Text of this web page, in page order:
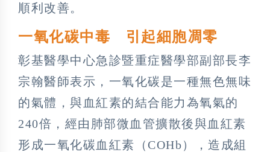
順利改善。
一氧化碳中毒 引起細胞凋零
彰基醫學中心急診暨重症醫學部副部長李
宗翰醫師表示，一氧化碳是一種無色無味
的氣體，與血紅素的結合能力為氧氣的
240倍，經由肺部微血管擴散後與血紅素
形成一氧化碳血紅素（COHb），造成組